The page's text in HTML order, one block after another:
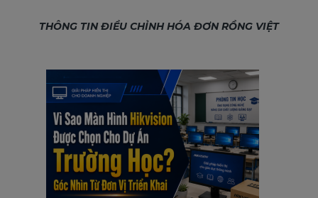
THÔNG TIN ĐIỀU CHỈNH HÓA ĐƠN RỒNG VIỆT